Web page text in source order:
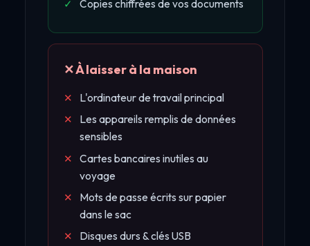
Copies chiffrées de vos documents
✕ À laisser à la maison
L'ordinateur de travail principal
Les appareils remplis de données
sensibles
Cartes bancaires inutiles au
voyage
Mots de passe écrits sur papier
dans le sac
Disques durs & clés USB